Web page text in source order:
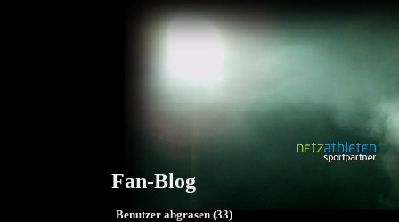
Fan-Blog
Benutzer abgrasen (33)